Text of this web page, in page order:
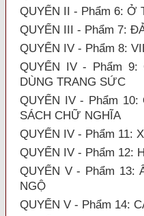
QUYỂN II - Phẩm 6: Ở
QUYỂN III - Phẩm 7:
QUYỂN IV - Phẩm 8:
QUYỂN IV - Phẩm 9:
DÙNG TRANG SỨC
QUYỂN IV - Phẩm
SÁCH CHỮ NGHĨA
QUYỂN IV - Phẩm 11:
QUYỂN IV - Phẩm 12:
QUYỂN V - Phẩm 13:
NGỘ
QUYỂN V - Phẩm 14: